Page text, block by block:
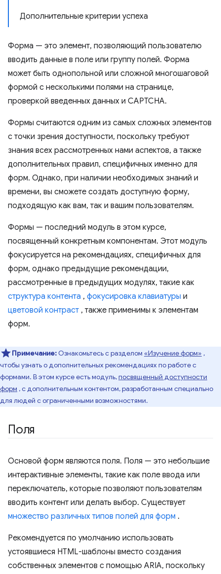
Дополнительные критерии успеха
Форма — это элемент, позволяющий пользователю
вводить данные в поле или группу полей. Форма
может быть однопольной или сложной многошаговой
формой с несколькими полями на странице,
проверкой введенных данных и CAPTCHA.
Формы считаются одним из самых сложных элементов
с точки зрения доступности, поскольку требуют
знания всех рассмотренных нами аспектов, а также
дополнительных правил, специфичных именно для
форм. Однако, при наличии необходимых знаний и
времени, вы сможете создать доступную форму,
подходящую как вам, так и вашим пользователям.
Формы — последний модуль в этом курсе,
посвященный конкретным компонентам. Этот модуль
фокусируется на рекомендациях, специфичных для
форм, однако предыдущие рекомендации,
рассмотренные в предыдущих модулях, такие как
структура контента , фокусировка клавиатуры и
цветовой контраст , также применимы к элементам
форм.
Примечание: Ознакомьтесь с разделом «Изучение форм» ,
чтобы узнать о дополнительных рекомендациях по работе с
формами. В этом курсе есть модуль,посвященный доступности
форм , с дополнительным контентом, разработанным специально
для людей с ограниченными возможностями.
Поля
Основой форм являются поля. Поля — это небольшие
интерактивные элементы, такие как поле ввода или
переключатель, которые позволяют пользователям
вводить контент или делать выбор. Существует
множество различных типов полей для форм .
Рекомендуется по умолчанию использовать
устоявшиеся HTML-шаблоны вместо создания
собственных элементов с помощью ARIA, поскольку